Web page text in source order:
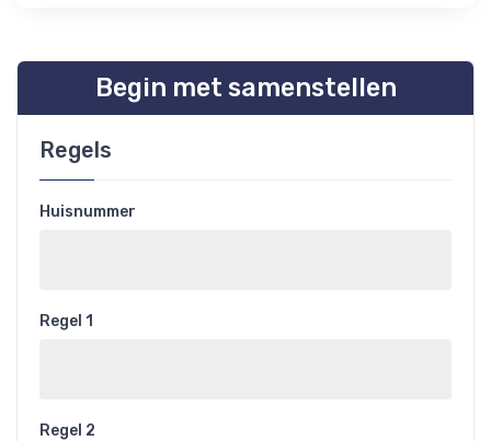
Begin met samenstellen
Regels
Huisnummer
Regel 1
Regel 2